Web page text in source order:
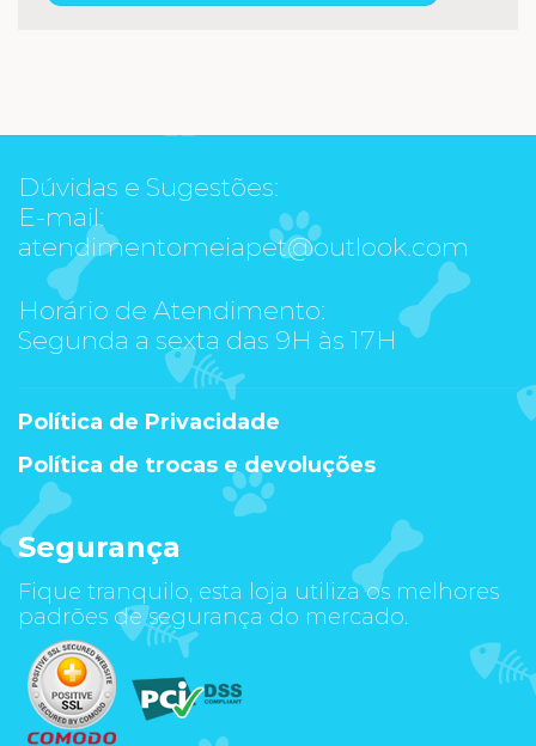
Dúvidas e Sugestões:
E-mail:
atendimentomeiapet@outlook.com
Horário de Atendimento:
Segunda a sexta das 9H às 17H
Política de Privacidade
Política de trocas e devoluções
Segurança
Fique tranquilo, esta loja utiliza os melhores
padrões de segurança do mercado.